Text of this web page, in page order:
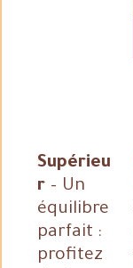
Supérieu
r – Un
équilibre
parfait :
profitez